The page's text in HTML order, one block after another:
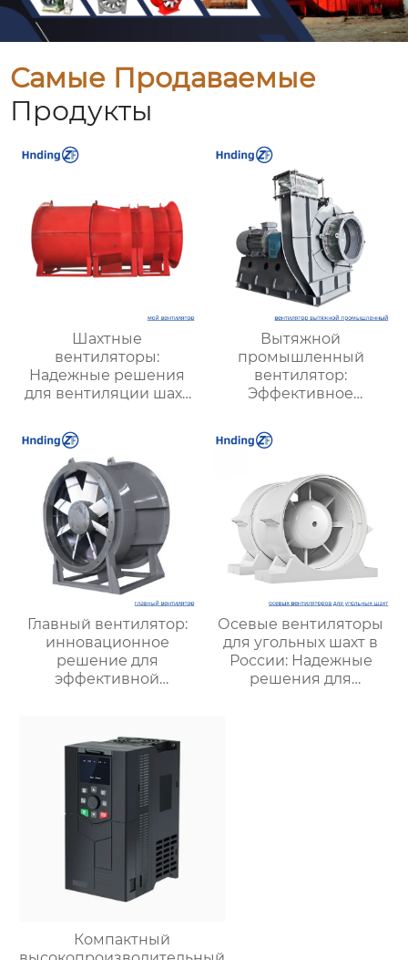
Самые Продаваемые
Продукты
Шахтные
вентиляторы:
Надежные решения
для вентиляции шахт
| Купить с доставкой
Вытяжной
промышленный
вентилятор:
Эффективное
надежной вентиляции
Главный вентилятор:
инновационное
решение для
эффективной
систем
Осевые вентиляторы
для угольных шахт в
России: Надежные
решения для
Компактный